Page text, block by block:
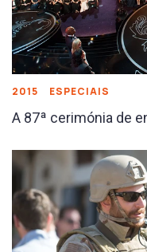
2015 ESPECIAIS
A 87ª cerimónia de